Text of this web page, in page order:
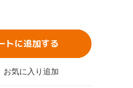
トに追加する
お気に入り追加